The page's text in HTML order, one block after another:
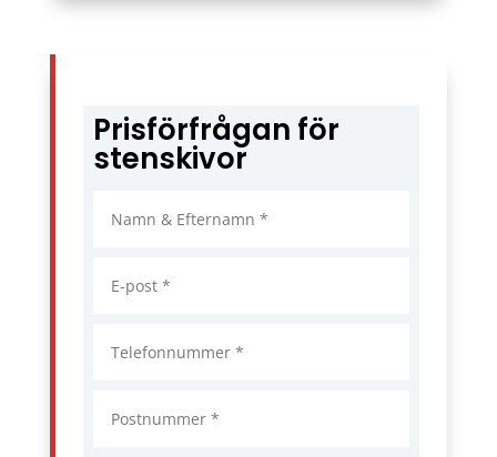
Prisförfrågan för
stenskivor